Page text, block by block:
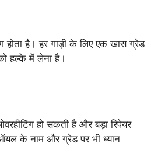
है। हर गाड़ी के लिए एक खास ग्रेड
हल्के में लेना है।
हो सकती है और बड़ा रिपेयर
के नाम और ग्रेड पर भी ध्यान